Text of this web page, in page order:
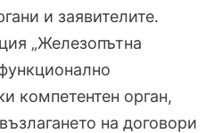
и заявителите.
„Железопътна
компетентен орган,
на договори